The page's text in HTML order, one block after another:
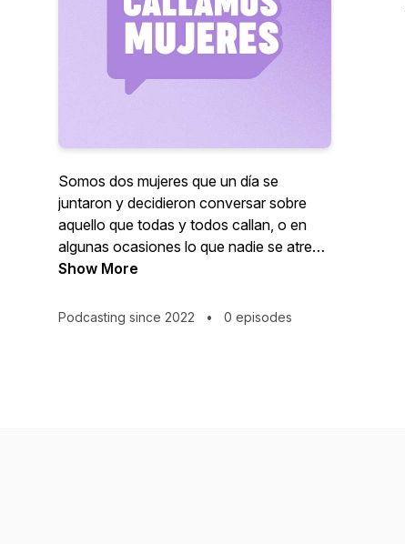
Somos dos mujeres que un día se
juntaron y decidieron conversar sobre
aquello que todas y todos callan, o en
algunas ocasiones lo que nadie se atreve
a hablar. Te invitamos a un espacio sin
les dan la bienvenida al podcast NO
Show More
Podcasting since 2022 • 0 episodes